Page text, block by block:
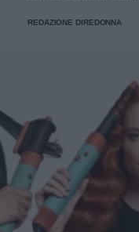
REDAZIONE DIREDONNA